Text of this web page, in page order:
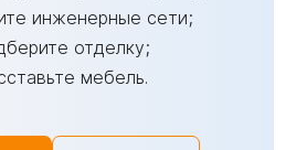
инженерные сети;
отделку;
мебель.